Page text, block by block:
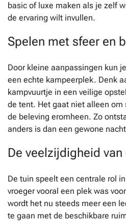
basic of luxe maken als je zelf
de ervaring wilt invullen.
Spelen met sfeer en
Door kleine aanpassingen kun
een echte kampeerplek. Denk
kampvuurtje in een veilige
de tent. Het gaat niet alleen om
de beleving eromheen. Zo
anders is dan een gewone
De veelzijdigheid van
De tuin speelt een centrale rol
vroeger vooral een plek was
wordt het nu steeds meer een
te gaan met de beschikbare